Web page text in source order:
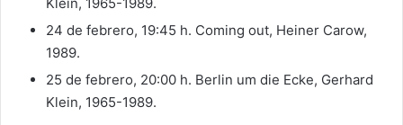
24 de febrero, 19:45 h. Coming out, Heiner Carow,
1989.
25 de febrero, 20:00 h. Berlin um die Ecke, Gerhard
Klein, 1965-1989.